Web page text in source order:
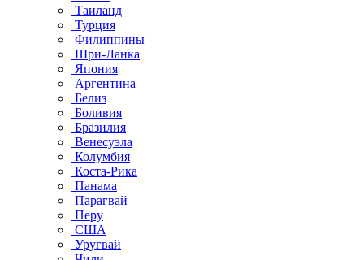
Таиланд
Турция
Филиппины
Шри-Ланка
Япония
Аргентина
Белиз
Боливия
Бразилия
Венесуэла
Колумбия
Коста-Рика
Панама
Парагвай
Перу
США
Уругвай